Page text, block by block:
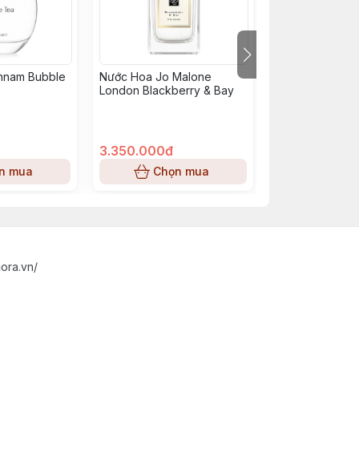
Bubble
mua
Nước Hoa Jo Malone
London Blackberry & Bay
3.350.000đ
Chọn mua